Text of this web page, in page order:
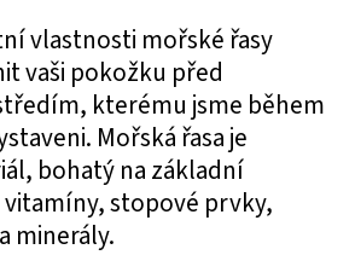
vlastnosti mořské řasy
vaši pokožku před
kterému jsme během
Mořská řasa je
bohatý na základní
stopové prvky,
minerály.